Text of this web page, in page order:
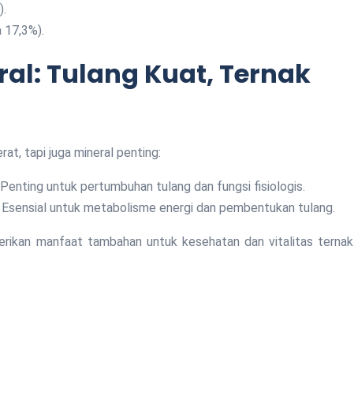
Tulang Kuat, Ternak
tapi juga mineral penting:
untuk pertumbuhan tulang dan fungsi fisiologis.
untuk metabolisme energi dan pembentukan tulang.
manfaat tambahan untuk kesehatan dan vitalitas ternak